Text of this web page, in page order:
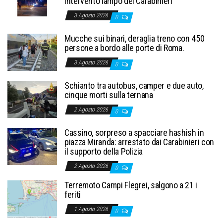
3 Agosto 2026 0
Mucche sui binari, deraglia treno con 450
persone a bordo alle porte di Roma.
3 Agosto 2026 0
Schianto tra autobus, camper e due auto,
cinque morti sulla ternana
2 Agosto 2026 0
Cassino, sorpreso a spacciare hashish in
piazza Miranda: arrestato dai Carabinieri con
il supporto della Polizia
2 Agosto 2026 0
Terremoto Campi Flegrei, salgono a 21 i
feriti
1 Agosto 2026 0